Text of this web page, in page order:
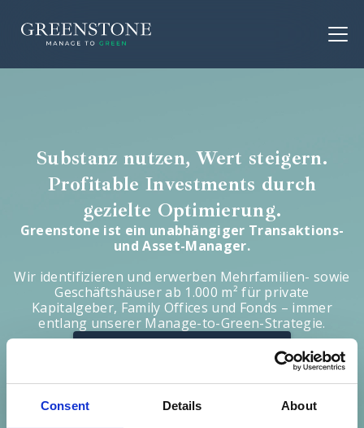
Consent Details About
Substanz nutzen, Wert steigern.
Profitable Investments durch
gezielte Optimierung.
Greenstone ist ein unabhängiger Transaktions-
und Asset-Manager.
Wir identifizieren und erwerben Mehrfamilien- sowie
Geschäftshäuser ab 1.000 m² für private
Kapitalgeber, Family Offices und Fonds – immer
entlang unserer Manage-to-Green-Strategie.